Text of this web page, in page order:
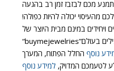
מכם לבזבז זמן רב בהגעה
מהעיסוי יכולה להיות כפולה!
ויחידים במינם מבית היוצר של
“buymejewelries”ומותגי התכשיטים המובילים בעולם
נוסף החלל הפתוח, המערך
לטעמכם המדויק,למידע נוסף